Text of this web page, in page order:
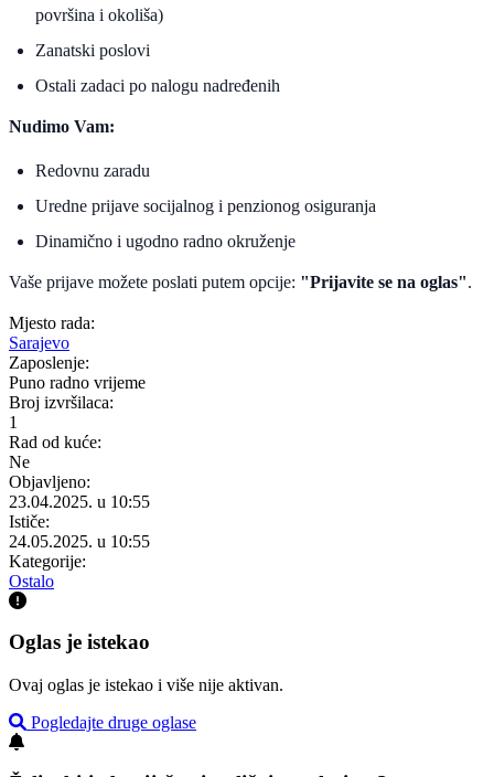
površina i okoliša)
Zanatski poslovi
Ostali zadaci po nalogu nadređenih
Nudimo Vam:
Redovnu zaradu
Uredne prijave socijalnog i penzionog osiguranja
Dinamično i ugodno radno okruženje
Vaše prijave možete poslati putem opcije: "Prijavite se na oglas".
Mjesto rada:
Sarajevo
Zaposlenje:
Puno radno vrijeme
Broj izvršilaca:
1
Rad od kuće:
Ne
Objavljeno:
23.04.2025. u 10:55
Ističe:
24.05.2025. u 10:55
Kategorije:
Ostalo
Oglas je istekao
Ovaj oglas je istekao i više nije aktivan.
Pogledajte druge oglase